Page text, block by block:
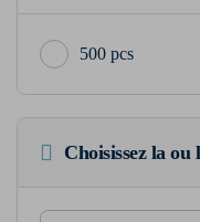
500 pcs
Choisissez la ou